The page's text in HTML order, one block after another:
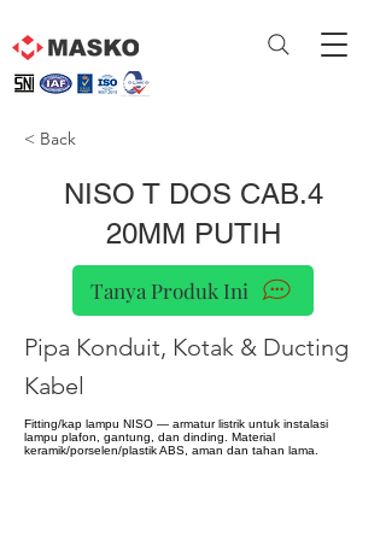
< Back
NISO T DOS CAB.4
20MM PUTIH
Tanya Produk Ini
Pipa Konduit, Kotak & Ducting
Kabel
Fitting/kap lampu NISO — armatur listrik untuk instalasi
lampu plafon, gantung, dan dinding. Material
keramik/porselen/plastik ABS, aman dan tahan lama.